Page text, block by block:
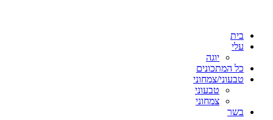
בית
עלי
יוגה
כל המתכונים
טבעוני/צמחוני
טבעוני
צמחוני
בשר